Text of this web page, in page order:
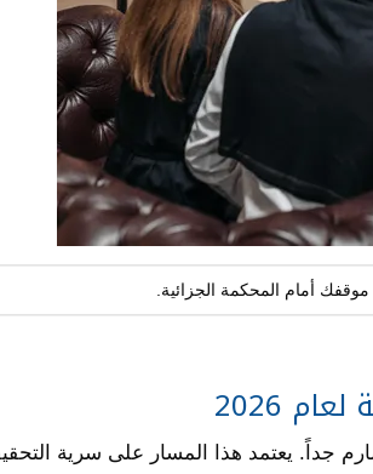
موقفك أمام المحكمة الجزائية.
2026
جداً. يعتمد هذا المسار على سرية